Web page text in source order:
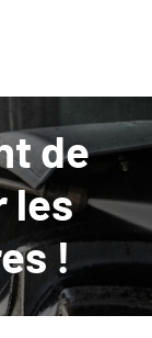
de
les
!